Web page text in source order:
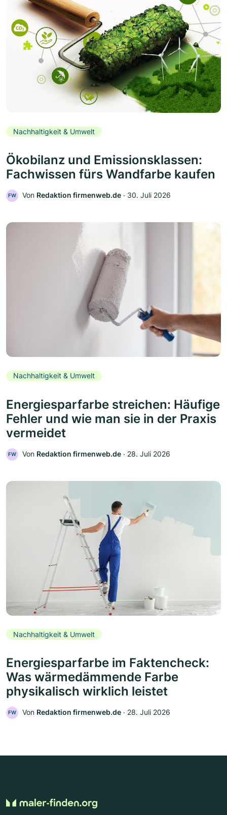
Nachhaltigkeit & Umwelt
Ökobilanz und Emissionsklassen:
Fachwissen fürs Wandfarbe kaufen
FW Von Redaktion firmenweb.de ‧ 30. Juli 2026
Nachhaltigkeit & Umwelt
Energiesparfarbe streichen: Häufige
Fehler und wie man sie in der Praxis
vermeidet
FW Von Redaktion firmenweb.de ‧ 28. Juli 2026
Nachhaltigkeit & Umwelt
Energiesparfarbe im Faktencheck:
Was wärmedämmende Farbe
physikalisch wirklich leistet
FW Von Redaktion firmenweb.de ‧ 28. Juli 2026